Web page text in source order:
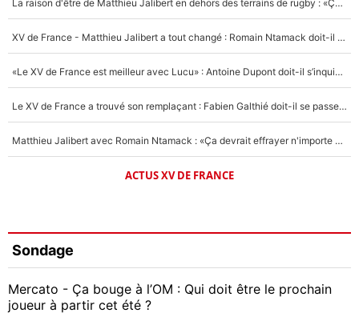
La raison d'être de Matthieu Jalibert en dehors des terrains de rugby : «Ça m'atteint autant que si tu touches à un membre de ma famille»
XV de France - Matthieu Jalibert a tout changé : Romain Ntamack doit-il s’inquiéter pour sa place à un an de la Coupe du monde ?
«Le XV de France est meilleur avec Lucu» : Antoine Dupont doit-il s’inquiéter pour sa place ?
Le XV de France a trouvé son remplaçant : Fabien Galthié doit-il se passer d'Antoine Dupont ?
Matthieu Jalibert avec Romain Ntamack : «Ça devrait effrayer n'importe quel adversaire», la surprise du XV de France est validée à un an de la Coupe du monde
ACTUS XV DE FRANCE
Sondage
Mercato - Ça bouge à l’OM : Qui doit être le prochain
joueur à partir cet été ?